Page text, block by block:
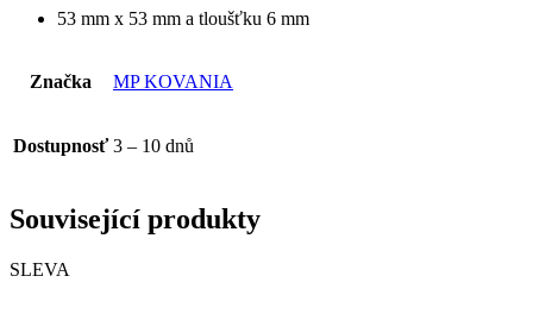
53 mm x 53 mm a tloušťku 6 mm
Značka MP KOVANIA
Dostupnosť 3 – 10 dnů
Související produkty
SLEVA